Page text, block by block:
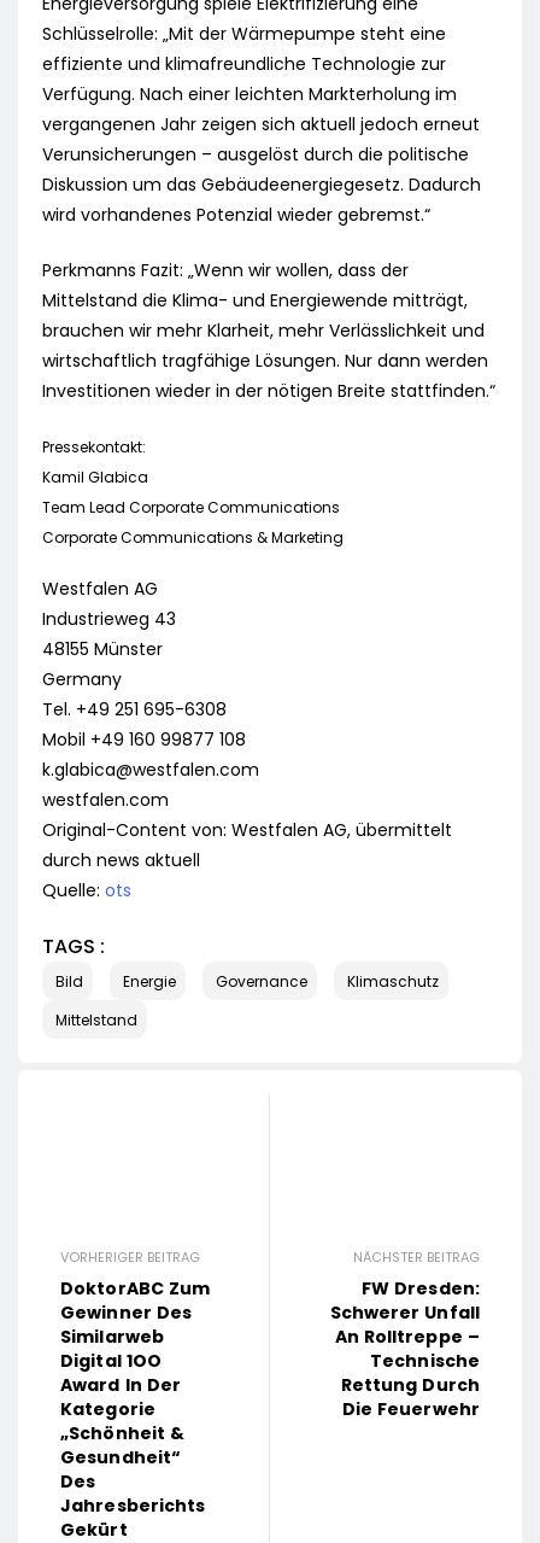
Schlüsselrolle: „Mit der Wärmepumpe steht eine
effiziente und klimafreundliche Technologie zur
Verfügung. Nach einer leichten Markterholung im
vergangenen Jahr zeigen sich aktuell jedoch erneut
Verunsicherungen – ausgelöst durch die politische
Diskussion um das Gebäudeenergiegesetz. Dadurch
wird vorhandenes Potenzial wieder gebremst.“
Perkmanns Fazit: „Wenn wir wollen, dass der
Mittelstand die Klima- und Energiewende mitträgt,
brauchen wir mehr Klarheit, mehr Verlässlichkeit und
wirtschaftlich tragfähige Lösungen. Nur dann werden
Investitionen wieder in der nötigen Breite stattfinden.“
Pressekontakt:
Kamil Glabica
Team Lead Corporate Communications
Corporate Communications & Marketing
Westfalen AG
Industrieweg 43
48155 Münster
Germany
Tel. +49 251 695-6308
Mobil +49 160 99877 108
k.glabica@westfalen.com
westfalen.com
Original-Content von: Westfalen AG, übermittelt
durch news aktuell
Quelle: ots
TAGS :
Bild Energie Governance
Klimaschutz
Mittelstand
VORHERIGER BEITRAG
DoktorABC Zum
Gewinner Des
Similarweb
Digital 1OO
Award In Der
Kategorie
„Schönheit &
Gesundheit“
Des
Jahresberichts
Gekürt
NÄCHSTER BEITRAG
FW Dresden:
Schwerer Unfall
An Rolltreppe –
Technische
Rettung Durch
Die Feuerwehr